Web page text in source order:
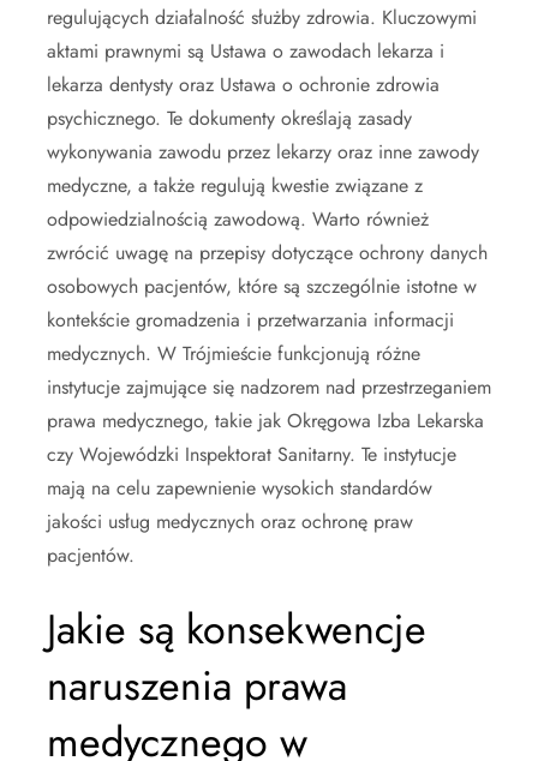
regulujących działalność służby zdrowia. Kluczowymi
aktami prawnymi są Ustawa o zawodach lekarza i
lekarza dentysty oraz Ustawa o ochronie zdrowia
psychicznego. Te dokumenty określają zasady
wykonywania zawodu przez lekarzy oraz inne zawody
medyczne, a także regulują kwestie związane z
odpowiedzialnością zawodową. Warto również
zwrócić uwagę na przepisy dotyczące ochrony danych
osobowych pacjentów, które są szczególnie istotne w
kontekście gromadzenia i przetwarzania informacji
medycznych. W Trójmieście funkcjonują różne
instytucje zajmujące się nadzorem nad przestrzeganiem
prawa medycznego, takie jak Okręgowa Izba Lekarska
czy Wojewódzki Inspektorat Sanitarny. Te instytucje
mają na celu zapewnienie wysokich standardów
jakości usług medycznych oraz ochronę praw
pacjentów.
Jakie są konsekwencje
naruszenia prawa
medycznego w